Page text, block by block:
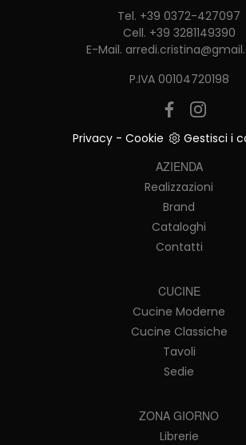
Tel. +39 0372-427097
Cell. +39 3281149390
E-Mail.
P.IVA 00104720198
Privacy- Cookie
Gestisci i
AZIENDA
Realizzazioni
Brand
Cataloghi
Contatti
CUCINE
Cucine Moderne
Cucine Classiche
Tavoli
Sedie
ZONA GIORNO
Librerie